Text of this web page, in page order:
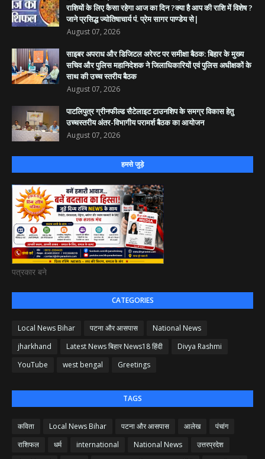
राशियों के लिए कैसा रहेगा आज का दिन ?क्या है आप की राशि में विशेष ?
जाने प्रसिद्ध ज्योतिषाचार्य पं. प्रेम सागर पाण्डेय से|
August 07, 2026
साइबर अपराध और डिजिटल अरेस्ट पर समीक्षा बैठक: बिहार के मुख्य
सचिव और पुलिस महानिदेशक ने जिलाधिकारियों एवं पुलिस अधीक्षकों के
साथ की उच्च स्तरीय बैठक
August 07, 2026
पाटलिपुत्र ग्रीनफील्ड सैटेलाइट टाउनशिप के समग्र विकास हेतु
उच्चस्तरीय अंतर-विभागीय परामर्श बैठक का आयोजन
August 07, 2026
हमसे जुड़े
पत्रकार बने
CATEGORIES
Local News Bihar पटना और आसपास
National News
jharkhand
Latest News बिहार News18 हिंदी
Divya Rashmi
YouTube
west bengal Greetings
TAGS
कविता Local News Bihar पटना और आसपास आलेख
पंचांग
राशिफल
धर्म international National News
उत्तरप्रदेश